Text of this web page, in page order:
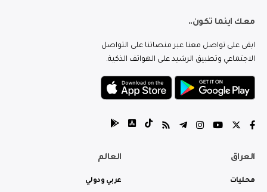
معك اينما تكون..
ابقى على تواصل معنا عبر منصاتنا على التواصل
الاجتماعي وتطبيق الرشيد على الهواتف الذكية.
العراق
محليات
العالم
عربي ودولي